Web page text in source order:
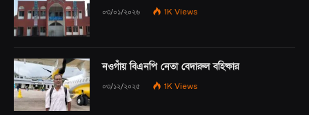
০৩/০১/২০২৬ 1K Views
নওগাঁয় বিএনপি নেতা বেদারুল বহিষ্কার
০৩/১২/২০২৫ 1K Views